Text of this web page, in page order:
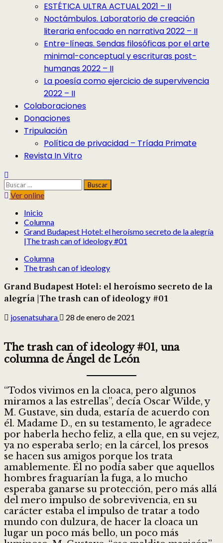
ESTÉTICA ULTRA ACTUAL 2021 – II
Noctámbulos. Laboratorio de creación
literaria enfocado en narrativa 2022 – II
Entre-líneas. Sendas filosóficas por el arte
minimal-conceptual y escrituras post-
humanas 2022 – II
La poesía como ejercicio de supervivencia
2022 – II
Colaboraciones
Donaciones
Tripulación
Política de privacidad – Tríada Primate
Revista In Vitro
Buscar:
Ver online
Inicio
Columna
Grand Budapest Hotel: el heroísmo secreto de la alegría
|The trash can of ideology #01
Columna
The trash can of ideology
Grand Budapest Hotel: el heroísmo secreto de la
alegría |The trash can of ideology #01
josenatsuhara 28 de enero de 2021
The trash can of ideology #01, una
columna de Ángel de León
“Todos vivimos en la cloaca, pero algunos
miramos a las estrellas”, decía Oscar Wilde, y
M. Gustave, sin duda, estaría de acuerdo con
él. Madame D., en su testamento, le agradece
por haberla hecho feliz, a ella que, en su vejez,
ya no esperaba serlo; en la cárcel, los presos
se hacen sus amigos porque los trata
amablemente. Él no podía saber que aquellos
hombres fraguarían la fuga, a lo mucho
esperaba ganarse su protección, pero más allá
del mero impulso de sobrevivencia, en su
carácter estaba el impulso de tratar a todo
mundo con dulzura, de hacer la cloaca un
lugar un poco más bello, un poco más